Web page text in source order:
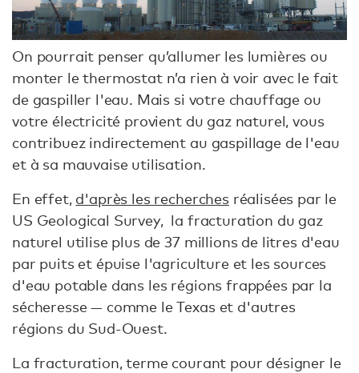
On pourrait penser qu’allumer les lumières ou
monter le thermostat n’a rien à voir avec le fait
de gaspiller l'eau. Mais si votre chauffage ou
votre électricité provient du gaz naturel, vous
contribuez indirectement au gaspillage de l'eau
et à sa mauvaise utilisation.
En effet, d'après les recherchesréalisées par le
US Geological Survey, la fracturation du gaz
naturel utilise plus de 37 millions de litres d'eau
par puits et épuise l'agriculture et les sources
d'eau potable dans les régions frappées par la
sécheresse — comme le Texas et d'autres
régions du Sud-Ouest.
La fracturation, terme courant pour désigner le